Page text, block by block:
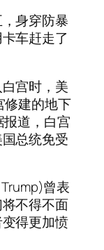
身穿防暴
车赶走了
宫时，美
修建的地下
道，白宫
总统免受
曾表
不得不面
得更加愤